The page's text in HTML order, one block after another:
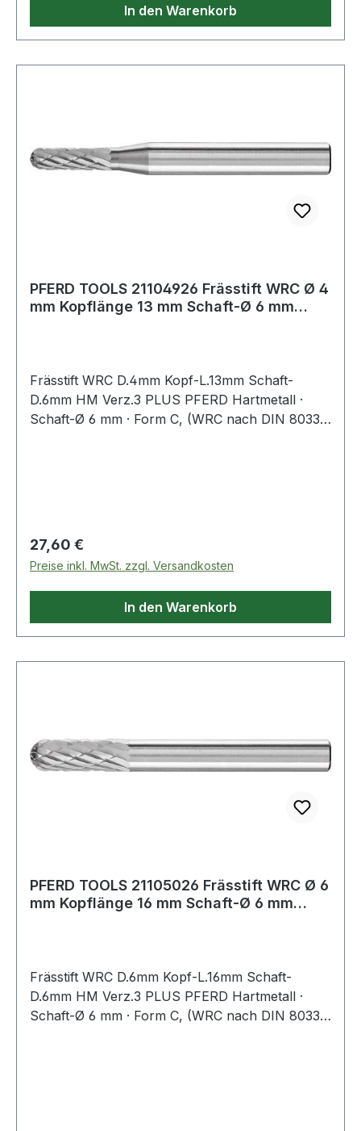
In den Warenkorb
PFERD TOOLS 21104926 Frässtift WRC Ø 4
mm Kopflänge 13 mm Schaft-Ø 6 mm
Frässtift WRC D.4mm Kopf-L.13mm Schaft-
D.6mm HM Verz.3 PLUS PFERD Hartmetall ·
Schaft-Ø 6 mm · Form C, (WRC nach DIN 8033)
Regulärer Preis:
27,60 €
Preise inkl. MwSt. zzgl. Versandkosten
In den Warenkorb
PFERD TOOLS 21105026 Frässtift WRC Ø 6
mm Kopflänge 16 mm Schaft-Ø 6 mm
Frässtift WRC D.6mm Kopf-L.16mm Schaft-
D.6mm HM Verz.3 PLUS PFERD Hartmetall ·
Schaft-Ø 6 mm · Form C, (WRC nach DIN 8033)